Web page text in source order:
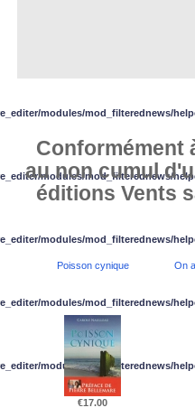
modules/mod_filterednews/
modules/mod_filterednews/
modules/mod_filterednews/
modules/mod_filterednews/
modules/mod_filterednews/
Conformément
au non cumul
éditions Vents
Poisson cynique
€17.00
On